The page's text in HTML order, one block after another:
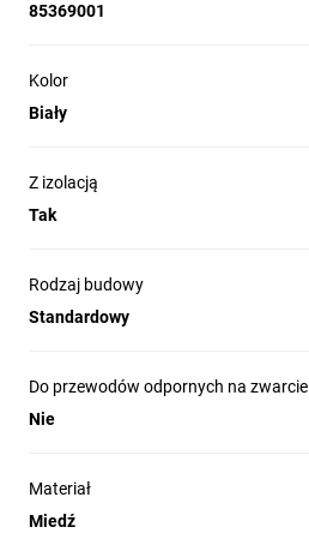
85369001
Kolor
Biały
Z izolacją
Tak
Rodzaj budowy
Standardowy
Do przewodów odpornych na zwarcie
Nie
Materiał
Miedź